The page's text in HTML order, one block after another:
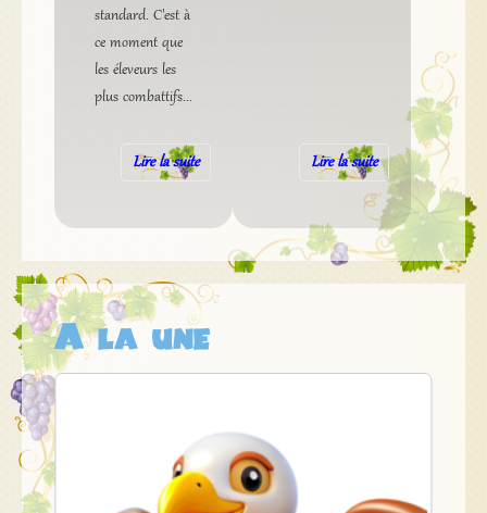
standard. C'est à
ce moment que
les éleveurs les
plus combattifs...
Lire la suite Lire la suite
A la une